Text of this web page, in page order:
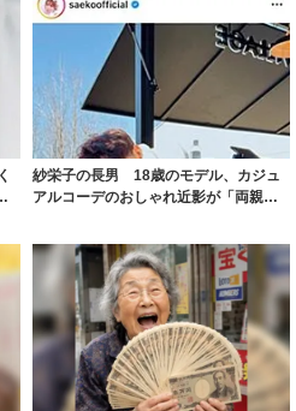
紗栄子の長男 18歳のモデル、カジュ
アルコーデのおしゃれ近影が「両親の